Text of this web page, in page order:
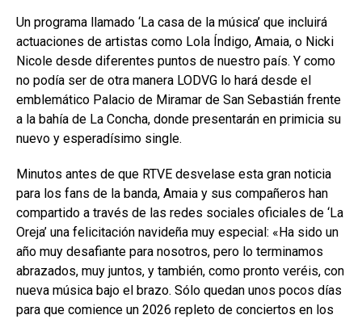
Un programa llamado ‘La casa de la música’ que incluirá
actuaciones de artistas como Lola Índigo, Amaia, o Nicki
Nicole desde diferentes puntos de nuestro país. Y como
no podía ser de otra manera LODVG lo hará desde el
emblemático Palacio de Miramar de San Sebastián frente
a la bahía de La Concha, donde presentarán en primicia su
nuevo y esperadísimo single.
Minutos antes de que RTVE desvelase esta gran noticia
para los fans de la banda, Amaia y sus compañeros han
compartido a través de las redes sociales oficiales de ‘La
Oreja’ una felicitación navideña muy especial: «Ha sido un
año muy desafiante para nosotros, pero lo terminamos
abrazados, muy juntos, y también, como pronto veréis, con
nueva música bajo el brazo. Sólo quedan unos pocos días
para que comience un 2026 repleto de conciertos en los